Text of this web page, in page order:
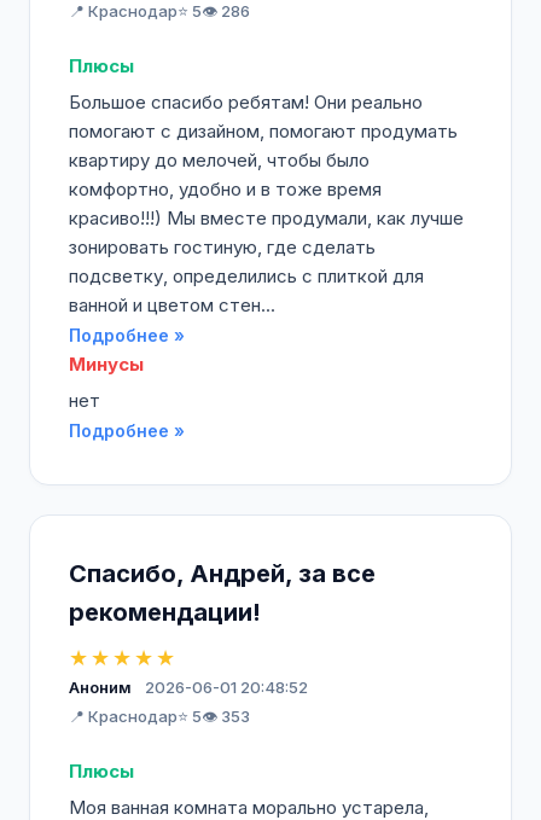
📍 Краснодар⭐ 5👁️ 286
Плюсы
Большое спасибо ребятам! Они реально
помогают с дизайном, помогают продумать
квартиру до мелочей, чтобы было
комфортно, удобно и в тоже время
красиво!!!) Мы вместе продумали, как лучше
зонировать гостиную, где сделать
подсветку, определились с плиткой для
ванной и цветом стен...
Подробнее »
Минусы
нет
Подробнее »
Спасибо, Андрей, за все
рекомендации!
★★★★★
Аноним
2026-06-01 20:48:52
📍 Краснодар⭐ 5👁️ 353
Плюсы
Моя ванная комната морально устарела,